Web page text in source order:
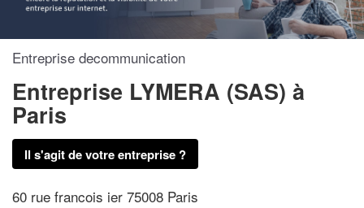
Entreprise decommunication
Entreprise LYMERA (SAS) à
Paris
Il s'agit de votre entreprise ?
60 rue francois ier 75008 Paris